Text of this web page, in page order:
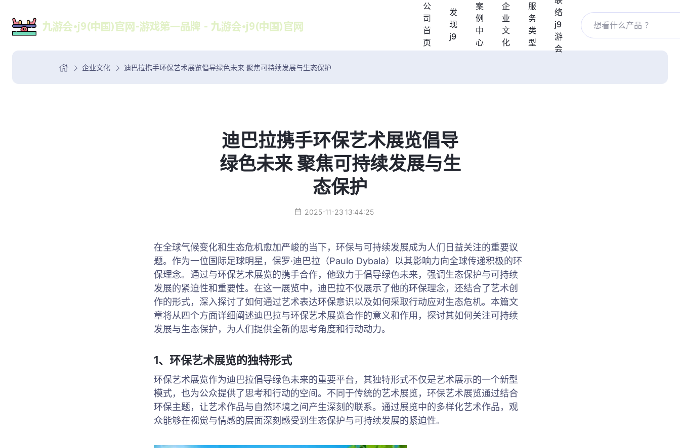
公
司
首
页
发
现
j9
案
例
中
心
企
业
文
化
服
务
类
型
络
j9
游
会
企业文化 迪巴拉携手环保艺术展览倡导绿色未来 聚焦可持续发展与生态保护
迪巴拉携手环保艺术展览倡导
绿色未来 聚焦可持续发展与生
态保护
2025-11-23 13:44:25
在全球气候变化和生态危机愈加严峻的当下，环保与可持续发展成为人们日益关注的重要议
题。作为一位国际足球明星，保罗·迪巴拉（Paulo Dybala）以其影响力向全球传递积极的环
保理念。通过与环保艺术展览的携手合作，他致力于倡导绿色未来，强调生态保护与可持续
发展的紧迫性和重要性。在这一展览中，迪巴拉不仅展示了他的环保理念，还结合了艺术创
作的形式，深入探讨了如何通过艺术表达环保意识以及如何采取行动应对生态危机。本篇文
章将从四个方面详细阐述迪巴拉与环保艺术展览合作的意义和作用，探讨其如何关注可持续
发展与生态保护，为人们提供全新的思考角度和行动动力。
1、环保艺术展览的独特形式
环保艺术展览作为迪巴拉倡导绿色未来的重要平台，其独特形式不仅是艺术展示的一个新型
模式，也为公众提供了思考和行动的空间。不同于传统的艺术展览，环保艺术展览通过结合
环保主题，让艺术作品与自然环境之间产生深刻的联系。通过展览中的多样化艺术作品，观
众能够在视觉与情感的层面深刻感受到生态保护与可持续发展的紧迫性。